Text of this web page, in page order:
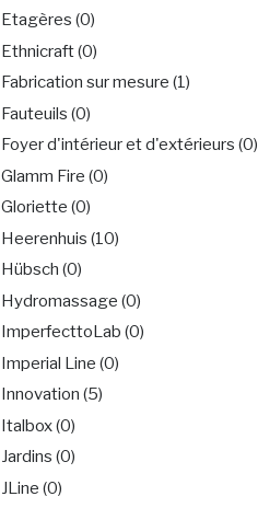
Etagères (0)
Ethnicraft(0)
Fabrication sur mesure (1)
Fauteuils (0)
Foyer d'intérieur et d'extérieurs (0)
Glamm Fire (0)
Gloriette (0)
Heerenhuis (10)
Hübsch (0)
Hydromassage (0)
ImperfecttoLab (0)
Imperial Line (0)
Innovation (5)
Italbox(0)
Jardins (0)
JLine (0)